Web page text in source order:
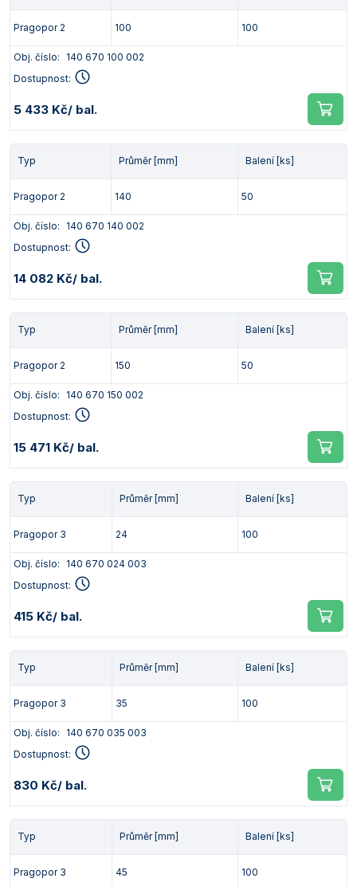
Pragopor 2 100 100
Obj. číslo:
140 670 100 002
Dostupnost:
5 433 Kč/ bal.
Typ Průměr [mm] Balení [ks]
Pragopor 2 140 50
Obj. číslo:
140 670 140 002
Dostupnost:
14 082 Kč/ bal.
Typ Průměr [mm] Balení [ks]
Pragopor 2 150 50
Obj. číslo:
140 670 150 002
Dostupnost:
15 471 Kč/ bal.
Typ Průměr [mm] Balení [ks]
Pragopor 3 24 100
Obj. číslo:
140 670 024 003
Dostupnost:
415 Kč/ bal.
Typ Průměr [mm] Balení [ks]
Pragopor 3 35 100
Obj. číslo:
140 670 035 003
Dostupnost:
830 Kč/ bal.
Typ Průměr [mm] Balení [ks]
Pragopor 3 45 100